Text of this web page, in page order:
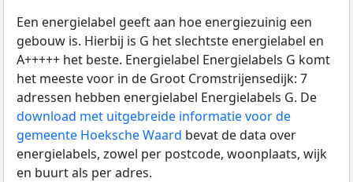
Een energielabel geeft aan hoe energiezuinig een
gebouw is. Hierbij is G het slechtste energielabel en
A+++++ het beste. Energielabel Energielabels G komt
het meeste voor in de Groot Cromstrijensedijk: 7
adressen hebben energielabel Energielabels G. De
download met uitgebreide informatie voor de
gemeente Hoeksche Waard bevat de data over
energielabels, zowel per postcode, woonplaats, wijk
en buurt als per adres.